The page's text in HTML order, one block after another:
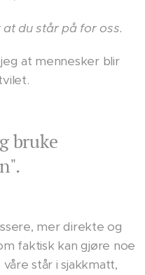
du står på for oss.
at mennesker blir
bruke
mer direkte og
faktisk kan gjøre noe
står i sjakkmatt,